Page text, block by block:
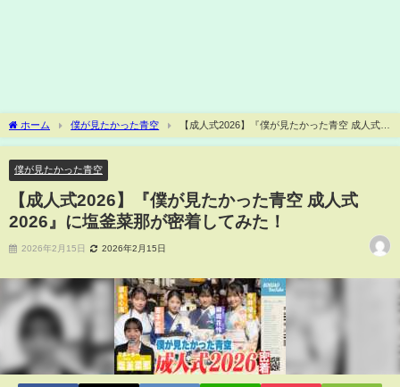
ホーム 僕が見たかった青空
【成人式2026】『僕が見たかった青空 成人式
2026』に塩釜菜那が密着してみた！
僕が見たかった青空
【成人式2026】『僕が見たかった青空 成人式
2026』に塩釜菜那が密着してみた！
2026年2月15日 2026年2月15日